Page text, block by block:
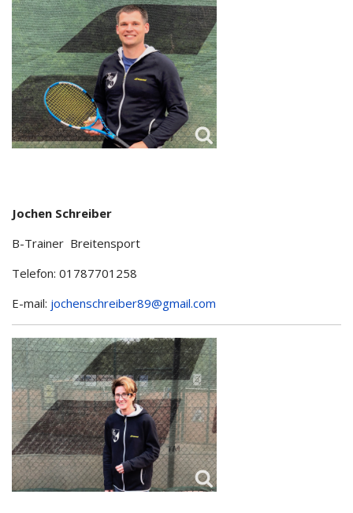
Jochen Schreiber
B-Trainer Breitensport
Telefon: 01787701258
E-mail: jochenschreiber89@gmail.com